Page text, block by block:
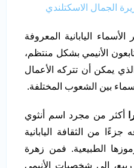
الجمال الاسكتلندي
اليابانية المعروفة
الأنيمي بشكل منتظم،
يمكن أن تتركه الأعمال
بين الشعوب المختلفة.
أكثر من مجرد اسم أنثوي
من الثقافة اليابانية
الطبيعية. فمن زهرة
ربيع، إلى شخصيات الأنيمي